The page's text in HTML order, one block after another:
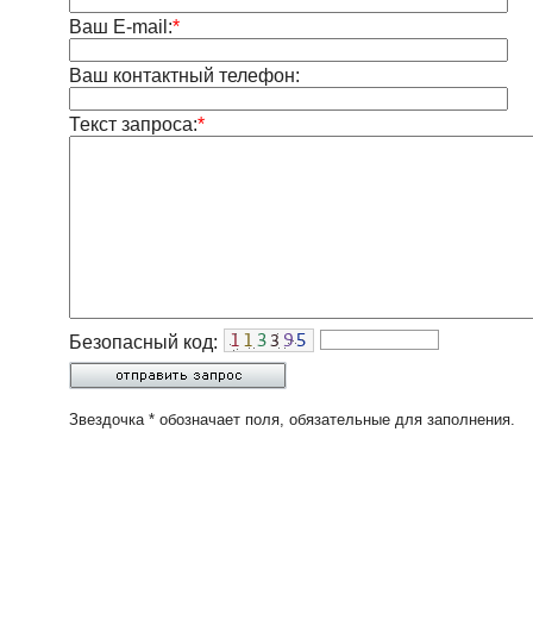
Ваш E-mail:*
Ваш контактный телефон:
Текст запроса:*
Безопасный код:
Звездочка * обозначает поля, обязательные для заполнения.